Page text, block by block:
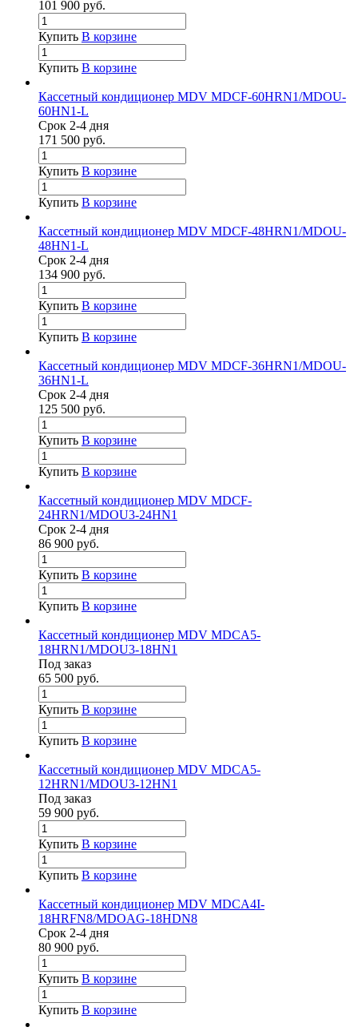
101 900 руб.
Купить В корзине
Купить В корзине
Кассетный кондиционер MDV MDCF-60HRN1/MDOU-
60HN1-L
Срок 2-4 дня
171 500 руб.
Купить В корзине
Купить В корзине
Кассетный кондиционер MDV MDCF-48HRN1/MDOU-
48HN1-L
Срок 2-4 дня
134 900 руб.
Купить В корзине
Купить В корзине
Кассетный кондиционер MDV MDCF-36HRN1/MDOU-
36HN1-L
Срок 2-4 дня
125 500 руб.
Купить В корзине
Купить В корзине
Кассетный кондиционер MDV MDCF-
24HRN1/MDOU3-24HN1
Срок 2-4 дня
86 900 руб.
Купить В корзине
Купить В корзине
Кассетный кондиционер MDV MDCA5-
18HRN1/MDOU3-18HN1
Под заказ
65 500 руб.
Купить В корзине
Купить В корзине
Кассетный кондиционер MDV MDCA5-
12HRN1/MDOU3-12HN1
Под заказ
59 900 руб.
Купить В корзине
Купить В корзине
Кассетный кондиционер MDV MDCA4I-
18HRFN8/MDOAG-18HDN8
Срок 2-4 дня
80 900 руб.
Купить В корзине
Купить В корзине